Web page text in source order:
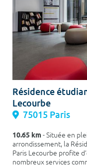
Résidence
Lecourbe
75015 Paris
10.65 km- Située en
arrondissement, la
Paris Lecourbe profite
nombreux services